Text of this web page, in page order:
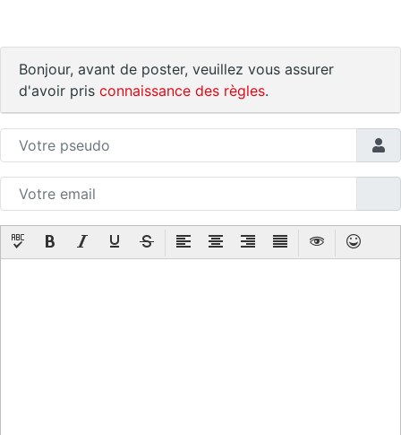
Bonjour, avant de poster, veuillez vous assurer
d'avoir pris connaissance des règles.